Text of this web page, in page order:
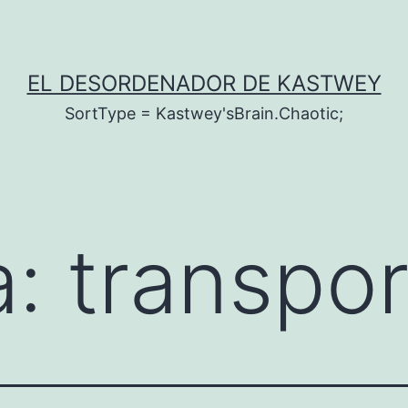
EL DESORDENADOR DE KASTWEY
SortType = Kastwey'sBrain.Chaotic;